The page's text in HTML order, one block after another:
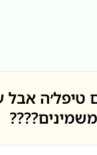
טיפל׳ה אבל
משמינים????